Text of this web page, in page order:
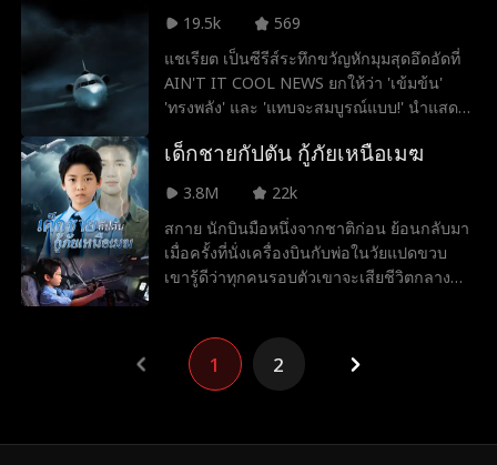
ครอบครัวที่ไม่ชอบหน้าเธอสวมรอยอ้างความ
ดีความชอบ ผู้บริหารระดับสูงของบริษัทคู่แข่ง
ตั้งข้อสงสัยต่อหน้าสาธารณชน และ
สื่อมวลชนต่างกดดันอย่างหนัก เมื่อต้องเผชิญ
กับข้อกังขานานัปการ ณิชาจะใช้ความเป็นมือ
ความสามารถของตนเองกลับสู่สายงาน
ออกแบบแถวหน้า เพื่อสร้างตำนานบทใหม่ของ
ยกเลิกงานแต่ง! เมื่อตัวตนของเคทถูกเปิดเผย
จัสมินก็ได้รับความอับอายอย่างสาสม ส่วนเค
ทก็ลงเอยอย่างมีความสุขกับเกล็น
19.5k
569
แชเรียต เป็นซีรีส์ระทึกขวัญหักมุมสุดอึดอัดที่
AIN'T IT COOL NEWS ยกให้ว่า 'เข้มข้น'
'ทรงพลัง' และ 'แทบจะสมบูรณ์แบบ!' นำแสดง
ENTERPRISE)
เด็กชายกัปตัน กู้ภัยเหนือเมฆ
3.8M
22k
สกาย นักบินมือหนึ่งจากชาติก่อน ย้อนกลับมา
เมื่อครั้งที่นั่งเครื่องบินกับพ่อในวัยแปดขวบ
เขารู้ดีว่าทุกคนรอบตัวเขาจะเสียชีวิตกลาง
เครื่องบิน ห้องโดยสารแตกออก ลมหนาวพัด
โหมกระหน่ำ ทุกชีวิตตกอยู่ในอันตราย จังหวะ
ชีวิตขณะปกป้องเขา และผู้โดยสารอีกหลาย
1 2